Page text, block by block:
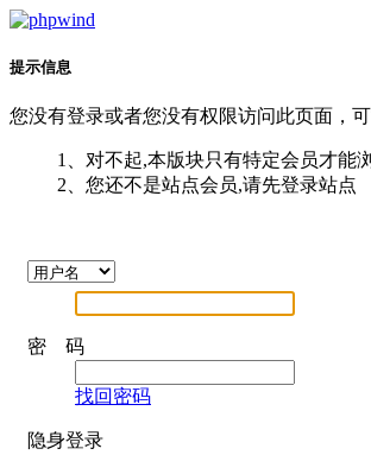
提示信息
您没有登录或者您没有权限访问此页面，
1、对不起,本版块只有特定会员才能
2、您还不是站点会员,请先登录站点
密 码
找回密码
隐身登录